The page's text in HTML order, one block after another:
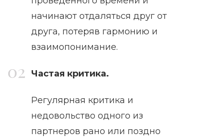
начинают отдаляться друг от
друга, потеряв гармонию и
взаимопонимание.
Частая критика.
Регулярная критика и
недовольство одного из
партнеров рано или поздно